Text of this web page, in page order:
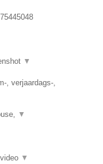
▼
, verjaardags-,
▼
▼